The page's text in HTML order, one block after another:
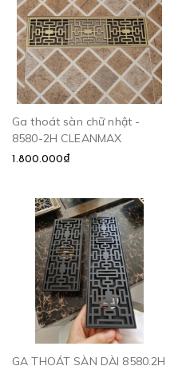
Ga thoát sàn chữ nhật -
8580-2H CLEANMAX
1.800.000₫
GA THOÁT SÀN DÀI 8580.2H